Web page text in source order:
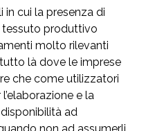
in cui la presenza di
tessuto produttivo
molto rilevanti
là dove le imprese
che come utilizzatori
e la
ad